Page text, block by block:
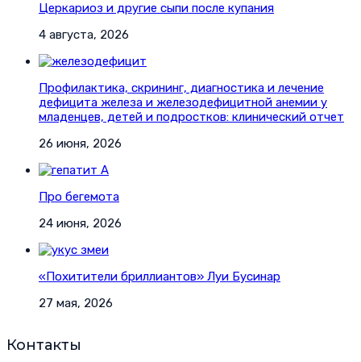
Церкариоз и другие сыпи после купания
4 августа, 2026
Профилактика, скрининг, диагностика и лечение
дефицита железа и железодефицитной анемии у
младенцев, детей и подростков: клинический отчет
26 июня, 2026
Про бегемота
24 июня, 2026
«Похитители бриллиантов» Луи Бусинар
27 мая, 2026
Контакты